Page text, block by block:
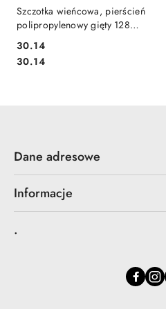
Szczotka wieńcowa, pierścień
polipropylenowy gięty 128mm
(5") x 500mm średnica
zewnętrzna 500mm
Cena:
30.14
Cena:
30.14
Dane adresowe
Informacje
.